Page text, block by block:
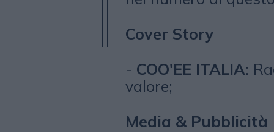
Cover Story
- COO'EE ITALIA:
valore;
Media & Pubblicità